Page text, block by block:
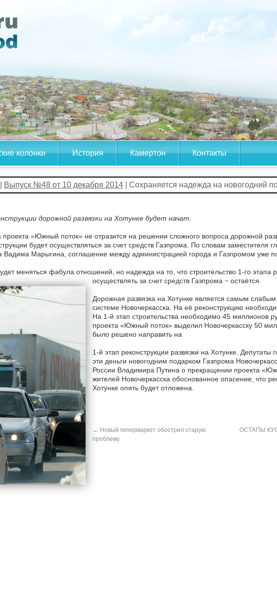
колонки История Камертон Контакты
Выпуск №48 от 10 декабря 2014| Сохраняется надежда на новогодний
дорожной развязки на Хотунке будет начат.
проекта «Южный поток» не отразится на решении сложного вопроса дорожной
будет осуществляться за счет средств Газпрома. По словам заместителя
Вадима Марыгина, соглашение между администрацией города и Газпромом уже
меняться фабула отношений, но надежда на то, что строительство 1-го этапа
осуществлять за счет средств Газпрома − остаётся.
Дорожная развязка на Хотунке является самым
системе Новочеркасска. На её реконструкцию
На 1-й этап строительства необходимо 45 миллионов
проекта «Южный поток» выделил Новочеркасску 50
было решено направить на
1-й этап реконструкции развязки на Хотунке. Депутаты
эти деньги новогодним подарком Газпрома
России Владимира Путина о прекращении проекта
жителей Новочеркасска обоснованное опасение, что
Хотунке опять будет отложена.
← Новый гипермаркет обострил старую
проблему
ОСТАПЫ